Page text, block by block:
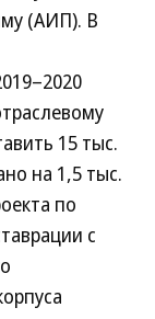
(АИП). В
15 тыс.
на 1,5 тыс.
по
с